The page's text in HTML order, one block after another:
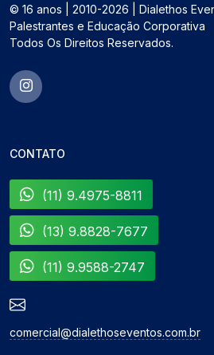
© 16 anos | 2010-2026 | Dialethos
Palestrantes e Educação Corporativa
Todos Os Direitos Reservados.
CONTATO
(11) 9.4975-8811
(13) 9.8828-7677
(11) 9.9588-2747
comercial@dialethoseventos.com.br